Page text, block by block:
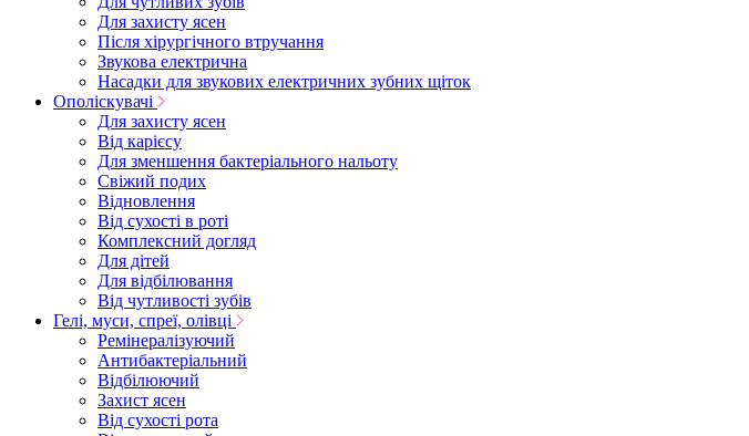
Для захисту ясен
Після хірургічного втручання
Звукова електрична
Насадки для звукових електричних зубних щіток
Ополіскувачі
Для захисту ясен
Від карієсу
Для зменшення бактеріального нальоту
Свіжий подих
Відновлення
Від сухості в роті
Комплексний догляд
Для дітей
Для відбілювання
Від чутливості зубів
Гелі, муси, спреї, олівці
Ремінералізуючий
Антибактеріальний
Відбілюючий
Захист ясен
Від сухості рота